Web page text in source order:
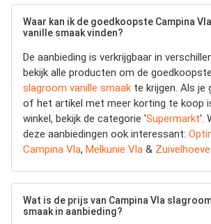
Waar kan ik de goedkoopste Campina
vanille smaak vinden?
De aanbieding is verkrijgbaar in
bekijk alle producten om de goedkoopste
slagroom vanille smaak te krijgen. Als je
of het artikel met meer korting te koop
winkel, bekijk de categorie 'Supermarkt'.
deze aanbiedingen ook interessant:
Campina Vla, Melkunie Vla &
Wat is de prijs van Campina Vla
smaak in aanbieding?